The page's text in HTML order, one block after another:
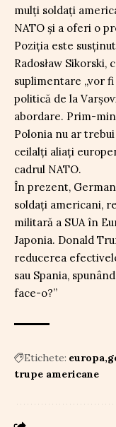
mulți soldați
NATO și a oferi o
Poziția este
Radosław
suplimentare „vor
politică de la
abordare. Prim-
Polonia nu ar
ceilalți aliați
cadrul NATO.
În prezent,
soldați americani,
militară a SUA în
Japonia. Donald
reducerea
sau Spania,
face-o?”
Etichete: europa
trupe americane